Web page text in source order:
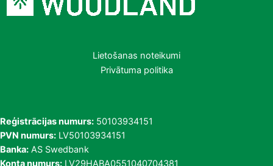
Lietošanas noteikumi
Privātuma politika
Reģistrācijas numurs: 50103934151
PVN numurs: LV50103934151
Banka: AS Swedbank
Konta numurs: LV29HABA0551040704381